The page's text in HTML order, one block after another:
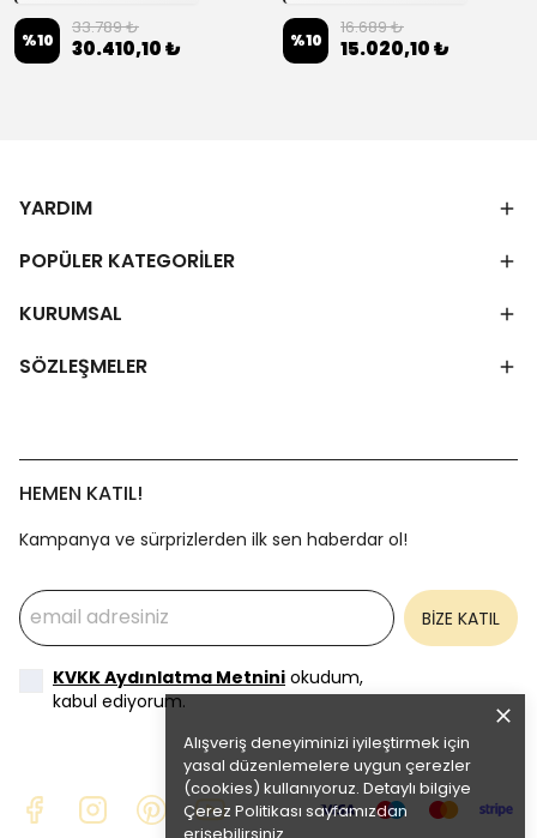
Alışveriş deneyiminizi iyileştirmek için
yasal düzenlemelere uygun çerezler
(cookies) kullanıyoruz. Detaylı bilgiye
Çerez Politikası sayfamızdan
%10
33.789 ₺
30.410,10 ₺ %10
16.689 ₺
15.020,10 ₺
YARDIM
POPÜLER KATEGORİLER
KURUMSAL
SÖZLEŞMELER
HEMEN KATIL!
Kampanya ve sürprizlerden ilk sen haberdar ol!
BİZE KATIL
KVKK Aydınlatma Metnini okudum,
kabul ediyorum.